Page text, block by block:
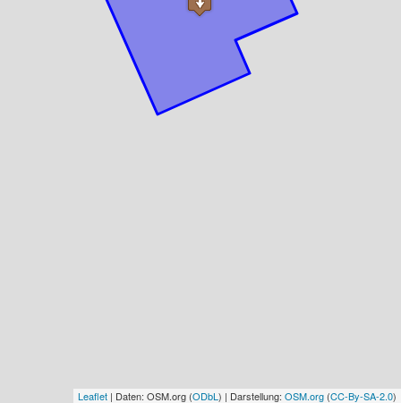
Leaflet | Daten: OSM.org (ODbL ) | Darstellung: OSM.org (CC-By-SA-2.0)